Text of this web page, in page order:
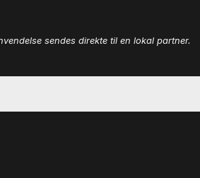
sendes direkte til en lokal partner.